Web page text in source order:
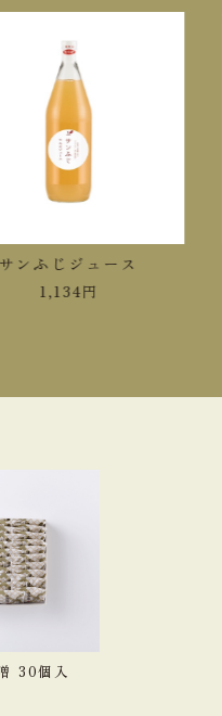
ふじジュース
1,134 円
30個入